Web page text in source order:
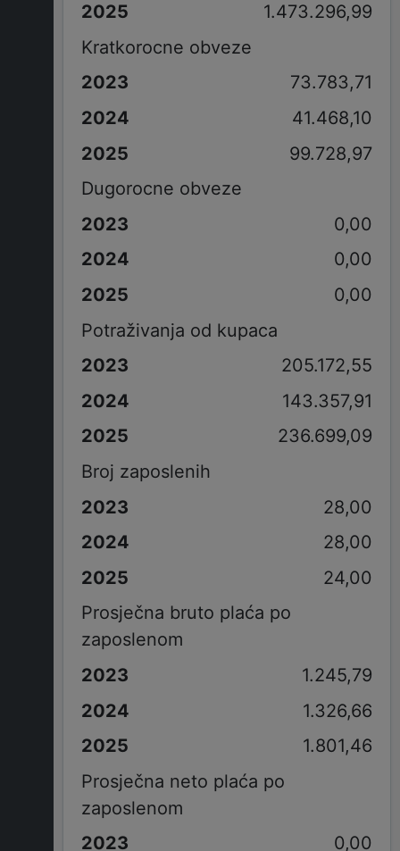
1.473.296,99
Kratkorocne obveze
73.783,71
41.468,10
99.728,97
Dugorocne obveze
0,00
0,00
0,00
Potraživanja od kupaca
205.172,55
143.357,91
236.699,09
Broj zaposlenih
28,00
28,00
24,00
Prosječna bruto plaća po
zaposlenom
1.245,79
1.326,66
1.801,46
Prosječna neto plaća po
zaposlenom
0,00